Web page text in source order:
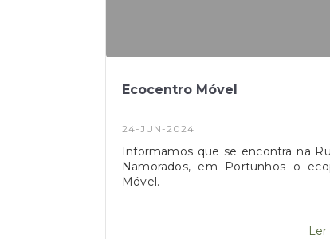
Ecocentro Móvel
24-JUN-2024
Informamos que se encontra na
Namorados, em Portunhos o
Móvel.
Ler